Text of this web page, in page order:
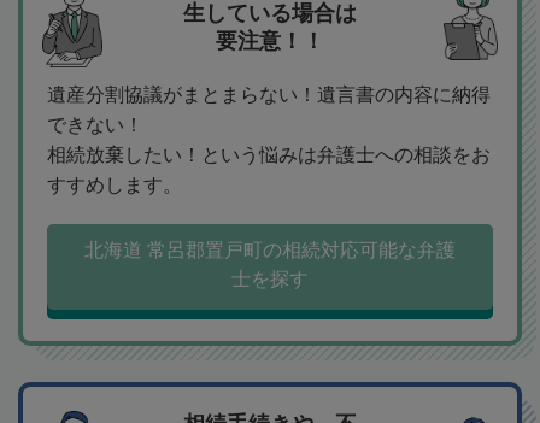
生している場合は
要注意！！
遺産分割協議がまとまらない！遺言書の内容に納得
できない！
相続放棄したい！という悩みは弁護士への相談をお
すすめします。
北海道 常呂郡置戸町の相続対応可能な弁護
士を探す